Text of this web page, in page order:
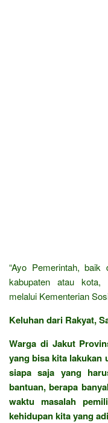
“Ayo Pemerintah, baik
kabupaten atau kota,
melalui Kementerian
Keluhan dari Rakyat,
Warga di Jakut
yang bisa kita lakukan
siapa saja yang
bantuan, berapa
waktu masalah
kehidupan kita yang